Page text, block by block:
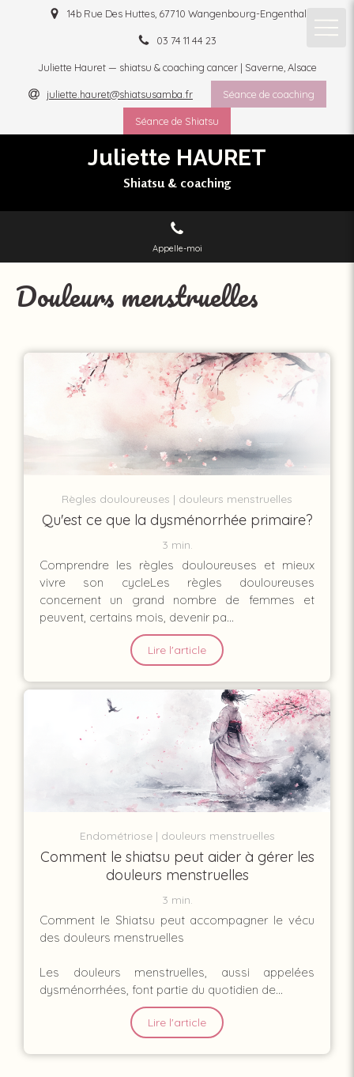
14b Rue Des Huttes, 67710 Wangenbourg-Engenthal
03 74 11 44 23
Juliette Hauret — shiatsu & coaching cancer | Saverne, Alsace
juliette.hauret@shiatsusamba.fr Séance de coaching
Séance de Shiatsu
Juliette HAURET
Shiatsu & coaching
Appelle-moi
Douleurs menstruelles
Règles douloureuses douleurs menstruelles
Qu'est ce que la dysménorrhée primaire?
3 min.
Comprendre les règles douloureuses et mieux
vivre son cycleLes règles douloureuses
concernent un grand nombre de femmes et
peuvent, certains mois, devenir pa...
Lire l'article
Endométriose douleurs menstruelles
Comment le shiatsu peut aider à gérer les
douleurs menstruelles
3 min.
Comment le Shiatsu peut accompagner le vécu
des douleurs menstruelles
Les douleurs menstruelles, aussi appelées
dysménorrhées, font partie du quotidien de...
Lire l'article